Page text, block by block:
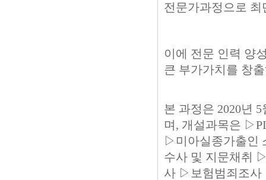
전문가과정으로
이에 전문 인력 양
큰 부가가치를 창
본 과정은 2020년
며, 개설과목은
▷미아실종가출인
수사 및 지문채취
사 ▷보험범죄조